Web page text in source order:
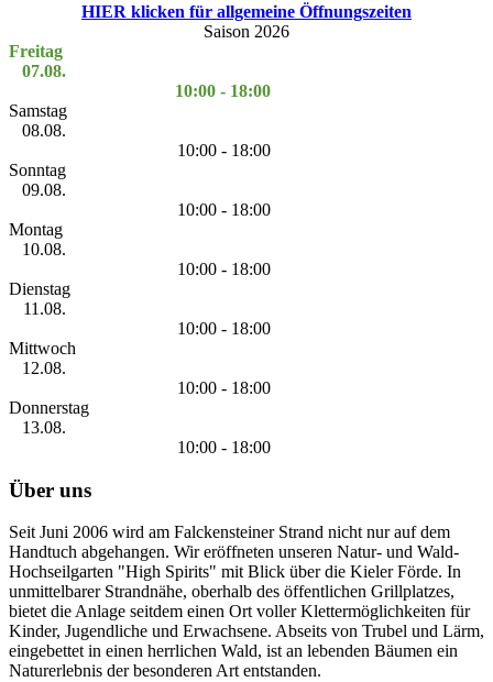
HIER klicken für allgemeine Öffnungszeiten
Saison 2026
Freitag
07.08.
10:00 - 18:00
Samstag
08.08.
10:00 - 18:00
Sonntag
09.08.
10:00 - 18:00
Montag
10.08.
10:00 - 18:00
Dienstag
11.08.
10:00 - 18:00
Mittwoch
12.08.
10:00 - 18:00
Donnerstag
13.08.
10:00 - 18:00
Über uns
Seit Juni 2006 wird am Falckensteiner Strand nicht nur auf dem
Handtuch abgehangen. Wir eröffneten unseren Natur- und Wald-
Hochseilgarten "High Spirits" mit Blick über die Kieler Förde. In
unmittelbarer Strandnähe, oberhalb des öffentlichen Grillplatzes,
bietet die Anlage seitdem einen Ort voller Klettermöglichkeiten für
Kinder, Jugendliche und Erwachsene. Abseits von Trubel und Lärm,
eingebettet in einen herrlichen Wald, ist an lebenden Bäumen ein
Naturerlebnis der besonderen Art entstanden.